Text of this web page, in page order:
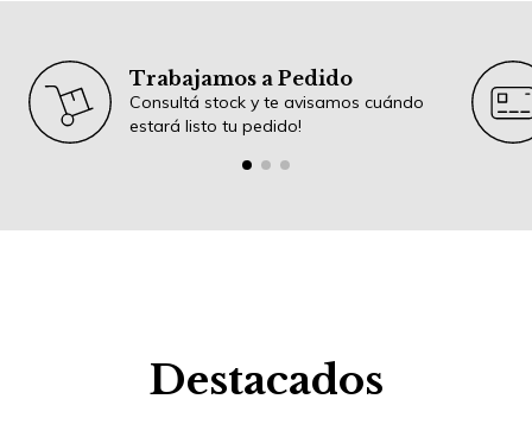
Trabajamos a Pedido
Consultá stock y te avisamos cuándo
estará listo tu pedido!
Destacados